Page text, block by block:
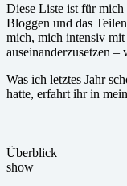
Diese Liste ist für mich
Bloggen und das
mich, mich intensiv mit
auseinanderzusetzen –
Was ich letztes Jahr
hatte, erfahrt ihr in
Überblick
show